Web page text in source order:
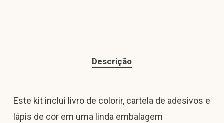
Descrição
Este kit inclui livro de colorir, cartela de adesivos e
lápis de cor em uma linda embalagem